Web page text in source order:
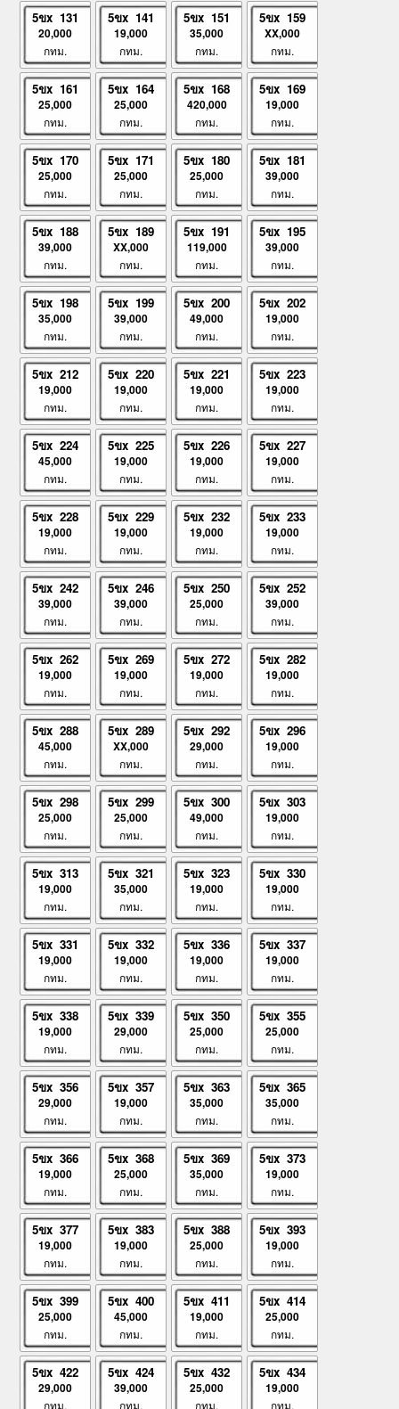
5ขx 131
20,000
กทม.
5ขx 141
19,000
กทม.
5ขx 151
35,000
กทม.
5ขx 159
XX,000
กทม.
5ขx 161
25,000
กทม.
5ขx 164
25,000
กทม.
5ขx 168
420,000
กทม.
5ขx 169
19,000
กทม.
5ขx 170
25,000
กทม.
5ขx 171
25,000
กทม.
5ขx 180
25,000
กทม.
5ขx 181
39,000
กทม.
5ขx 188
39,000
กทม.
5ขx 189
XX,000
กทม.
5ขx 191
119,000
กทม.
5ขx 195
39,000
กทม.
5ขx 198
35,000
กทม.
5ขx 199
39,000
กทม.
5ขx 200
49,000
กทม.
5ขx 202
19,000
กทม.
5ขx 212
19,000
กทม.
5ขx 220
19,000
กทม.
5ขx 221
19,000
กทม.
5ขx 223
19,000
กทม.
5ขx 224
45,000
กทม.
5ขx 225
19,000
กทม.
5ขx 226
19,000
กทม.
5ขx 227
19,000
กทม.
5ขx 228
19,000
กทม.
5ขx 229
19,000
กทม.
5ขx 232
19,000
กทม.
5ขx 233
19,000
กทม.
5ขx 242
39,000
กทม.
5ขx 246
39,000
กทม.
5ขx 250
25,000
กทม.
5ขx 252
39,000
กทม.
5ขx 262
19,000
กทม.
5ขx 269
19,000
กทม.
5ขx 272
19,000
กทม.
5ขx 282
19,000
กทม.
5ขx 288
45,000
กทม.
5ขx 289
XX,000
กทม.
5ขx 292
29,000
กทม.
5ขx 296
19,000
กทม.
5ขx 298
25,000
กทม.
5ขx 299
25,000
กทม.
5ขx 300
49,000
กทม.
5ขx 303
19,000
กทม.
5ขx 313
19,000
กทม.
5ขx 321
35,000
กทม.
5ขx 323
19,000
กทม.
5ขx 330
19,000
กทม.
5ขx 331
19,000
กทม.
5ขx 332
19,000
กทม.
5ขx 336
19,000
กทม.
5ขx 337
19,000
กทม.
5ขx 338
19,000
กทม.
5ขx 339
29,000
กทม.
5ขx 350
25,000
กทม.
5ขx 355
25,000
กทม.
5ขx 356
29,000
กทม.
5ขx 357
19,000
กทม.
5ขx 363
35,000
กทม.
5ขx 365
35,000
กทม.
5ขx 366
19,000
กทม.
5ขx 368
25,000
กทม.
5ขx 369
35,000
กทม.
5ขx 373
19,000
กทม.
5ขx 377
19,000
กทม.
5ขx 383
19,000
กทม.
5ขx 388
25,000
กทม.
5ขx 393
19,000
กทม.
5ขx 399
25,000
กทม.
5ขx 400
45,000
กทม.
5ขx 411
19,000
กทม.
5ขx 414
25,000
กทม.
5ขx 422
29,000
กทม.
5ขx 424
39,000
กทม.
5ขx 432
25,000
กทม.
5ขx 434
19,000
กทม.